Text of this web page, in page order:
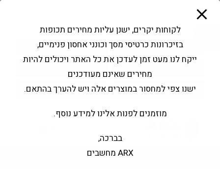
פתח סרגל נגישות
Products
search
החשבון שלי בקשה להצעה
לקוחות יקרים, ישנן עליות מחירים תכופות
בזיכרונות כרטיסי מסך וכונני אחסון פנימיים,
ייקח לנו מעט זמן לעדכן את כל האתר ויכולים להיות
מחירים שאינם מעודכנים
ישנו צפי למחסור במוצרים אלה ויש להערך בהתאם.
מוזמנים לפנות אלינו למידע נוסף.
בברכה,
ARX מחשבים